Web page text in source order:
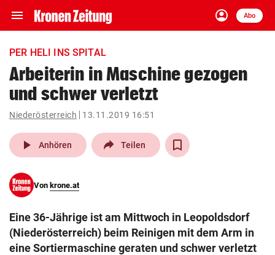
menu Navigation
ein-/ausklappen
account_circle
Anmelden
Abo
close Schließen
account_circle Anmelden
pin_drop
Wien arrow_right
search
eingeben
PER HELI INS SPITAL
Arbeiterin in Maschine gezogen
und schwer verletzt
Niederösterreich 13.11.2019 16:51
play_arrow Anhören Teilen
Von krone.at
Eine 36-Jährige ist am Mittwoch in Leopoldsdorf
(Niederösterreich) beim Reinigen mit dem Arm in
eine Sortiermaschine geraten und schwer verletzt